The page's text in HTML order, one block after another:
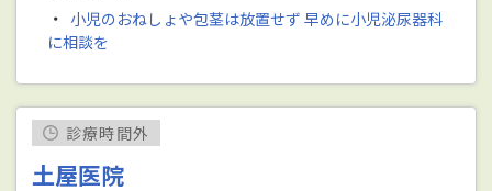
・ 小児のおねしょや包茎は放置せず 早めに小児泌尿器科
に相談を
診療時間外
土屋医院